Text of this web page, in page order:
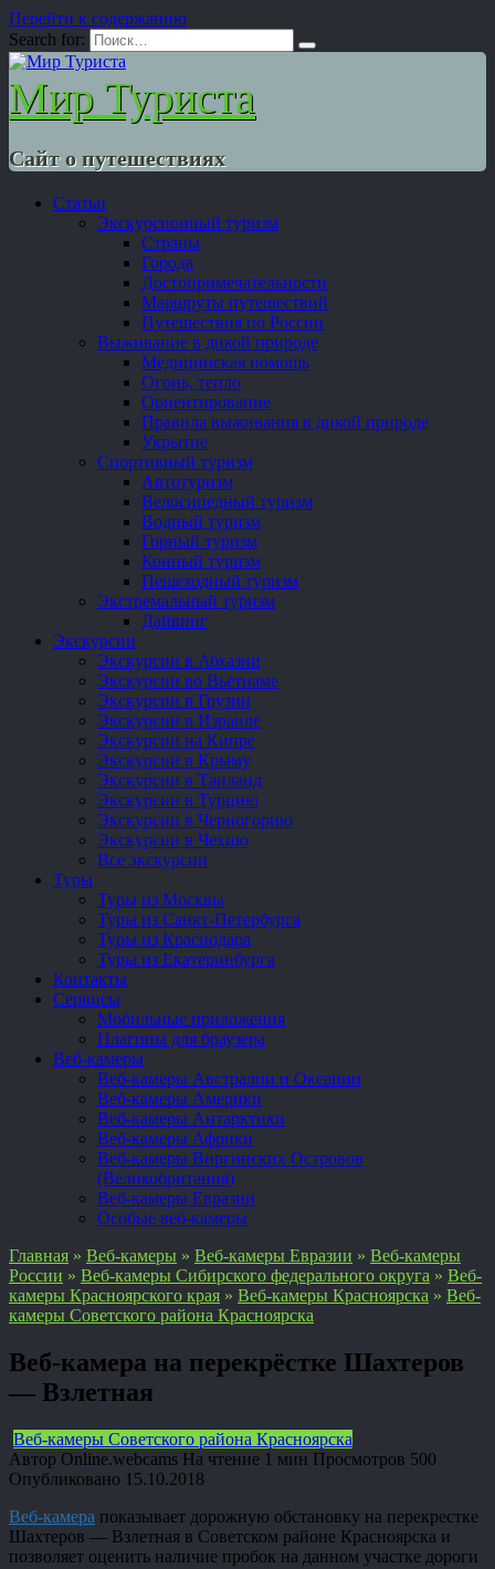
Перейти к содержанию
Search for:
Мир Туриста
Сайт о путешествиях
Статьи
Экскурсионный туризм
Страны
Города
Достопримечательности
Маршруты путешествий
Путешествия по России
Выживание в дикой природе
Медицинская помощь
Огонь, тепло
Ориентирование
Правила выживания в дикой природе
Укрытие
Спортивный туризм
Автотуризм
Велосипедный туризм
Водный туризм
Горный туризм
Конный туризм
Пешеходный туризм
Экстремальный туризм
Дайвинг
Экскурсии
Экскурсии в Абхазии
Экскурсии во Вьетнаме
Экскурсии в Грузии
Экскурсии в Израиле
Экскурсии на Кипре
Экскурсии в Крыму
Экскурсии в Таиланд
Экскурсии в Турцию
Экскурсии в Черногорию
Экскурсии в Чехию
Все экскурсии
Туры
Туры из Москвы
Туры из Санкт-Петербурга
Туры из Краснодара
Туры из Екатеринбурга
Контакты
Сервисы
Мобильные приложения
Плагины для браузера
Веб-камеры
Веб-камеры Австралии и Океании
Веб-камеры Америки
Веб-камеры Антарктики
Веб-камеры Африки
Веб-камеры Виргинских Островов
(Великобритания)
Веб-камеры Евразии
Особые веб-камеры
Главная » Веб-камеры » Веб-камеры Евразии » Веб-камеры
России » Веб-камеры Сибирского федерального округа » Веб-
камеры Красноярского края » Веб-камеры Красноярска » Веб-
камеры Советского района Красноярска
Веб-камера на перекрёстке Шахтеров
— Взлетная
Веб-камеры Советского района Красноярска
Автор Online.webcams На чтение 1 мин Просмотров 500
Опубликовано 15.10.2018
Веб-камера показывает дорожную обстановку на перекрестке
Шахтеров — Взлетная в Советском районе Красноярска и
позволяет оценить наличие пробок на данном участке дороги